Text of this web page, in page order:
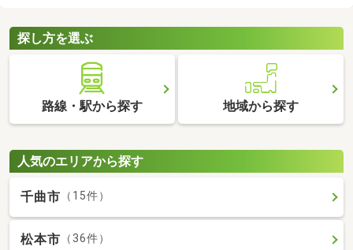
快適に暮らせますよ。
探し方を選ぶ
路線・駅から探す 地域から探す
人気のエリアから探す
千曲市 （15件）
松本市 （36件）